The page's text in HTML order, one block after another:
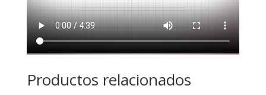
Productos relacionados